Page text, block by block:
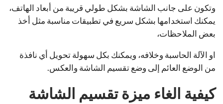
وتكون على جانب الشاشة بشكل طولي قريبة من أبعاد الهاتف،
يمكنك استخدامها بشكل سريع في تطبيقات مناسبة مثل أخذ
بعض الملاحظات،
او الآلة الحاسبة وخلافه، ويمكنك بكل سهولة تحويل أي نافذة
من الوضع العائم إلى وضع تقسيم الشاشة والعكس.
كيفية الغاء ميزة تقسيم الشاشة